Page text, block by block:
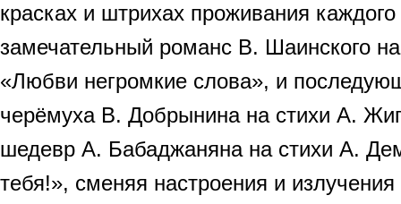
красках и штрихах проживания
замечательный романс В. Шаинского
«Любви негромкие слова», и
черёмуха В. Добрынина на стихи А.
шедевр А. Бабаджаняна на стихи А.
тебя!», сменяя настроения и